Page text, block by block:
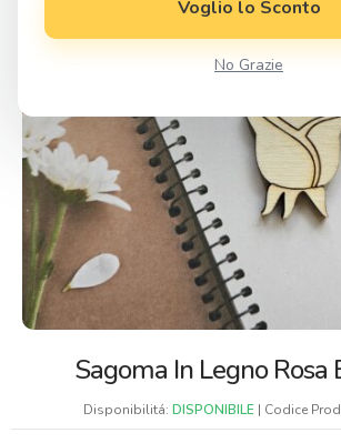
Sagoma In Legno Rosa
Disponibilitá: DISPONIBILE | Codice
Voglio lo Sconto
No Grazie